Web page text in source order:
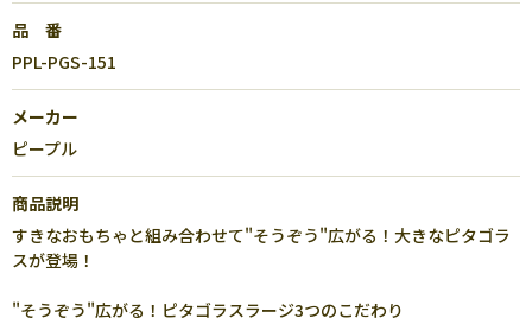
品 番
PPL-PGS-151
メーカー
ピープル
商品説明
すきなおもちゃと組み合わせて"そうぞう"広がる！大きなピタゴラ
スが登場！
"そうぞう"広がる！ピタゴラスラージ3つのこだわり